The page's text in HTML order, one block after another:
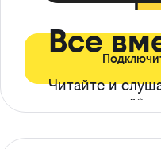
Все
Читайте и
ограничений*